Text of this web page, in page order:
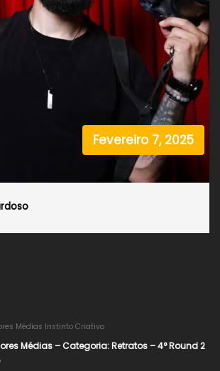
Fevereiro 7, 2025
Médias Instinto Criativo
Médias – Categoria: Retratos – 4° Round 2